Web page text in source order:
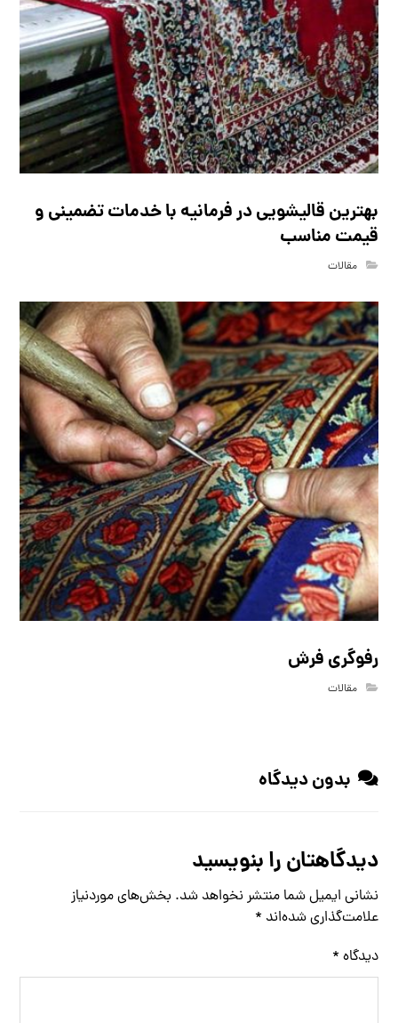
بهترین قالیشویی در فرمانیه با خدمات تضمینی و
قیمت مناسب
مقالات
رفوگری فرش
مقالات
بدون دیدگاه
دیدگاهتان را بنویسید
نشانی ایمیل شما منتشر نخواهد شد. بخش‌های موردنیاز
علامت‌گذاری شده‌اند *
دیدگاه *